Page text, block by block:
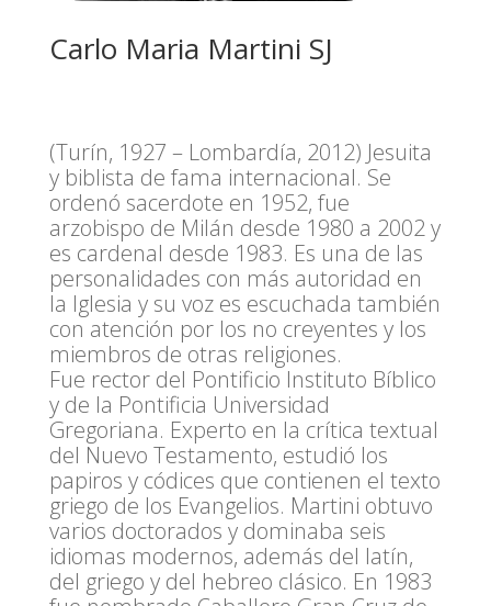
Carlo Maria Martini SJ
(Turín, 1927 – Lombardía, 2012) Jesuita
y biblista de fama internacional. Se
ordenó sacerdote en 1952, fue
arzobispo de Milán desde 1980 a 2002 y
es cardenal desde 1983. Es una de las
personalidades con más autoridad en
la Iglesia y su voz es escuchada también
con atención por los no creyentes y los
miembros de otras religiones.
Fue rector del Pontificio Instituto Bíblico
y de la Pontificia Universidad
Gregoriana. Experto en la crítica textual
del Nuevo Testamento, estudió los
papiros y códices que contienen el texto
griego de los Evangelios. Martini obtuvo
varios doctorados y dominaba seis
idiomas modernos, además del latín,
del griego y del hebreo clásico. En 1983